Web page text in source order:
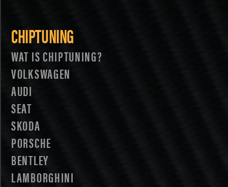
CHIPTUNING
WAT IS CHIPTUNING?
VOLKSWAGEN
AUDI
SEAT
SKODA
PORSCHE
BENTLEY
LAMBORGHINI